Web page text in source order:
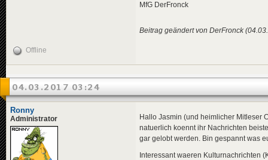
MfG DerFronck
Beitrag geändert von DerFronck
Offline
04.03.2017 03:24
Ronny
Administrator
Hallo Jasmin (und heimlicher Mitleser
natuerlich koennt ihr Nachrichten
gar gelobt werden. Bin gespannt was
Interessant waeren Kulturnachrichten